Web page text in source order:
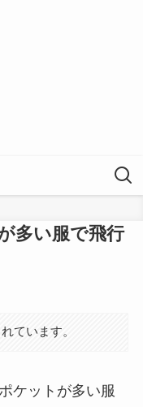
多い服で飛行
ています。
ケットが多い服